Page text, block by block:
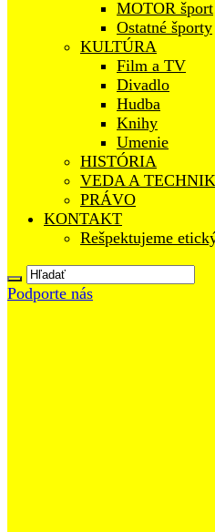
MOTOR šport
Ostatné športy
KULTÚRA
Film a TV
Divadlo
Hudba
Knihy
Umenie
HISTÓRIA
VEDA A
PRÁVO
KONTAKT
Rešpektujeme
Podporte nás